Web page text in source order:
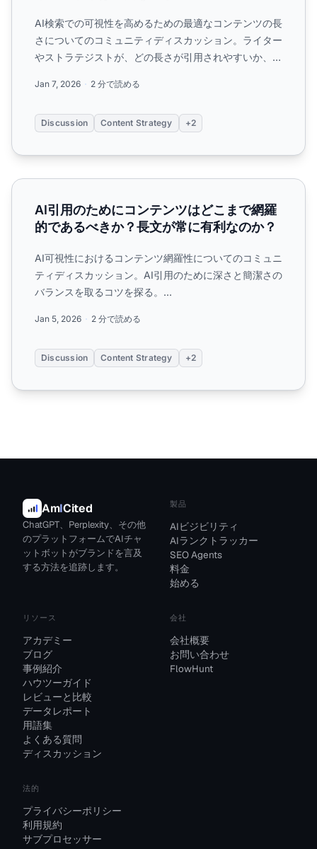
AI検索での可視性を高めるための最適なコンテンツの長
さについてのコミュニティディスカッション。ライター
やストラテジストが、どの長さが引用されやすいか、ワ
す。...
Jan 7, 2026 2 分で読める
Discussion Content Strategy +2
AI引用のためにコンテンツはどこまで網羅的であるべきか
AI引用のためにコンテンツはどこまで網羅
的であるべきか？長文が常に有利なのか？
AI可視性におけるコンテンツ網羅性についてのコミュニ
ティディスカッション。AI引用のために深さと簡潔さの
バランスを取るコツを探る。...
Jan 5, 2026 2 分で読める
Discussion Content Strategy +2
AmICited
ChatGPT、Perplexity、その他
のプラットフォームでAIチャ
ットボットがブランドを言及
する方法を追跡します。
製品
AIビジビリティ
AIランクトラッカー
SEO Agents
料金
始める
リソース
アカデミー
ブログ
事例紹介
ハウツーガイド
レビューと比較
データレポート
用語集
よくある質問
ディスカッション
会社
会社概要
お問い合わせ
FlowHunt
法的
プライバシーポリシー
利用規約
サブプロセッサー